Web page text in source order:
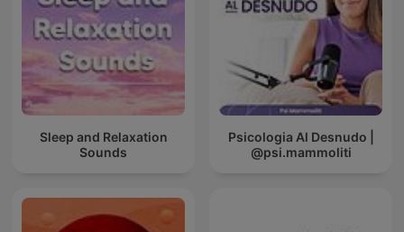
Sleep and Relaxation
Sounds
Psicologia Al Desnudo |
@psi.mammoliti